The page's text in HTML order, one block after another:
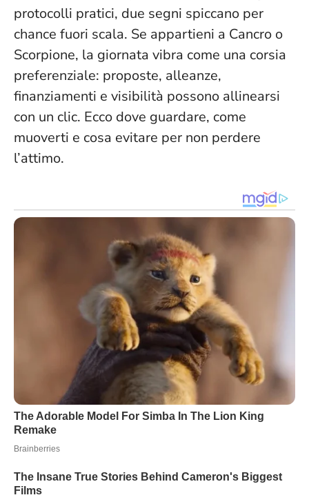
protocolli pratici, due segni spiccano per
chance fuori scala. Se appartieni a Cancro o
Scorpione, la giornata vibra come una corsia
preferenziale: proposte, alleanze,
finanziamenti e visibilità possono allinearsi
con un clic. Ecco dove guardare, come
muoverti e cosa evitare per non perdere
l’attimo.